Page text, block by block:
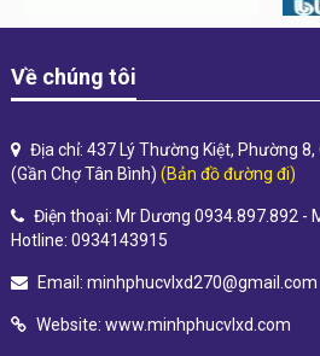
Về chúng tôi
Địa chỉ: 437 Lý Thường Kiệt, Phường 8,
(Gần Chợ Tân Bình) (Bản đồ đường đi)
Điện thoại: Mr Dương 0934.897.892 -
Hotline: 0934143915
Email: minhphucvlxd270@gmail.com
Website: www.minhphucvlxd.com